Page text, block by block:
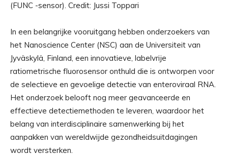
(FUNC -sensor). Credit: Jussi Toppari
In een belangrijke vooruitgang hebben onderzoekers van
het Nanoscience Center (NSC) aan de Universiteit van
Jyväskylä, Finland, een innovatieve, labelvrije
ratiometrische fluorosensor onthuld die is ontworpen voor
de selectieve en gevoelige detectie van enteroviraal RNA.
Het onderzoek belooft nog meer geavanceerde en
effectieve detectiemethoden te leveren, waardoor het
belang van interdisciplinaire samenwerking bij het
aanpakken van wereldwijde gezondheidsuitdagingen
wordt versterken.